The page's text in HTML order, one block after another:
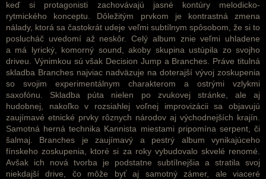
keď si protagonisti zachovávajú jasné kontúry melodicko-
rytmického konceptu. Dôležitým prvkom je kontrastná zmena
nálady, ktorá sa častokrát udeje veľmi subtílnym spôsobom, že si to
poslucháč uvedomí až neskôr. Celý album znie veľmi uhladene
a má lyrický, komorný sound, akoby skupina ustúpila zo svojho
driveu. Výnimkou sú však Decision Jump a Branches. Práve titulná
skladba Branches najviac nadväzuje na doterajší vývoj zoskupenia
so svojim experimentálnym charakterom a ostrými vzlykmi
saxofónu. Skladba púta nielen po zvukovej stránke, ale aj
hudobnej, nakoľko v rozsiahlej voľnej improvizácii sa objavujú
zaujímavé etnické prvky rôznych národov aj východnejších krajín.
Samotná herná technika Kannista miestami pripomína serpent, či
šalmaj. Branches je zaujímavý a pestrý album vynikajúceho
fínskeho zoskupenia, ktoré si za roky vybudovalo skvelé renomé.
Avšak ich nová tvorba je podstatne subtílnejšia a stratila svoj
niekdajší drive, čo môže byť aj samotný zámer, ale viaceré